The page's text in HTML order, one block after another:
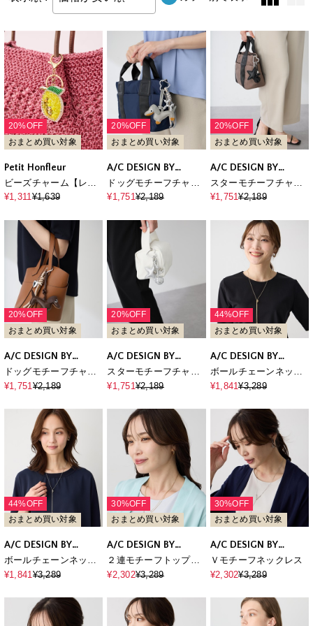
20%OFF
おまとめ買い対象
Petit Honfleur
ビーズチャーム【レモ
ン・パームツリー】
¥1,311¥1,639
20%OFF
おまとめ買い対象
A/C DESIGN BY
ALPHA CUBIC
ドッグモチーフチャー
ム
¥1,751¥2,189
20%OFF
おまとめ買い対象
A/C DESIGN BY
ALPHA CUBIC
スターモチーフチャー
ム
¥1,751¥2,189
20%OFF
おまとめ買い対象
A/C DESIGN BY
ALPHA CUBIC
ドッグモチーフチャー
ム
¥1,751 ¥2,189
20%OFF
おまとめ買い対象
A/C DESIGN BY
ALPHA CUBIC
スターモチーフチャー
ム
¥1,751¥2,189
44%OFF
おまとめ買い対象
A/C DESIGN BY
ALPHA CUBIC
ボールチェーンネック
レス
¥1,841¥3,289
44%OFF
おまとめ買い対象
A/C DESIGN BY
ALPHA CUBIC
ボールチェーンネック
レス
¥1,841¥3,289
30%OFF
おまとめ買い対象
A/C DESIGN BY
ALPHA CUBIC
２連モチーフトップネ
ックレス
¥2,302¥3,289
30%OFF
おまとめ買い対象
A/C DESIGN BY
ALPHA CUBIC
Ｖモチーフネックレス
¥2,302¥3,289